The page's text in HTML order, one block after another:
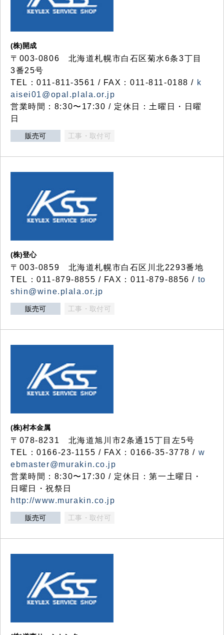
(株)開成
〒003-0806 北海道札幌市白石区菊水6条3丁目
3番25号
TEL：011-811-3561 / FAX：011-811-0188 / k
aisei01@opal.plala.or.jp
営業時間：8:30〜17:30 / 定休日：土曜日・日曜
日
販売可 工事・取付可
(株)登心
〒003-0859 北海道札幌市白石区川北2293番地
TEL：011-879-8855 / FAX：011-879-8856 / to
shin@wine.plala.or.jp
販売可 工事・取付可
(株)村本金属
〒078-8231 北海道旭川市2条通15丁目左5号
TEL：0166-23-1155 / FAX：0166-35-3778 / w
ebmaster@murakin.co.jp
営業時間：8:30〜17:30 / 定休日：第一土曜日・
日曜日・祝祭日
http://www.murakin.co.jp
販売可 工事・取付可